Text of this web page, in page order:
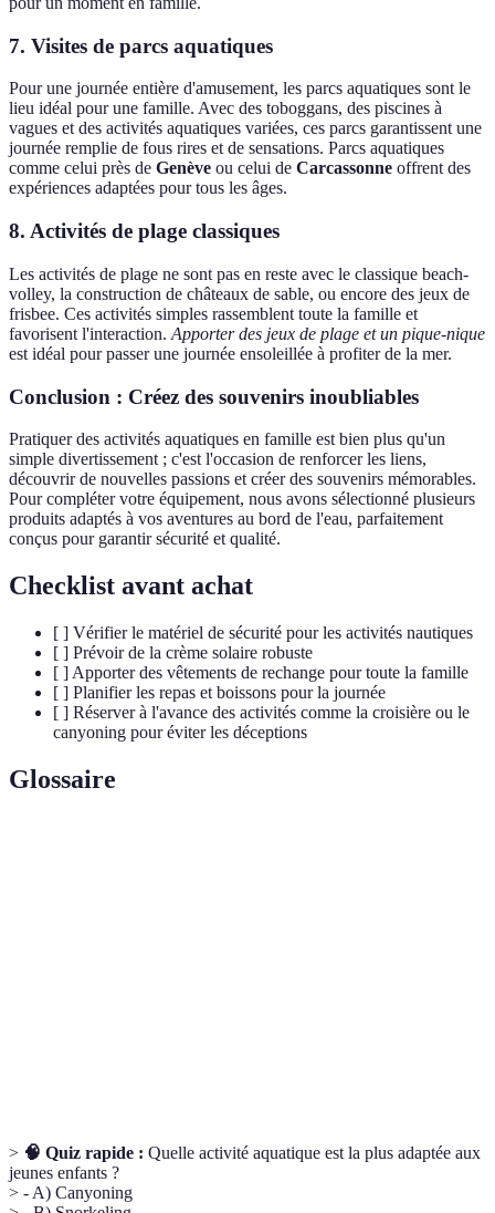
7. Visites de parcs aquatiques
Pour une journée entière d'amusement, les parcs aquatiques sont le
lieu idéal pour une famille. Avec des toboggans, des piscines à
vagues et des activités aquatiques variées, ces parcs garantissent une
journée remplie de fous rires et de sensations. Parcs aquatiques
comme celui près de Genève ou celui de Carcassonne offrent des
expériences adaptées pour tous les âges.
8. Activités de plage classiques
Les activités de plage ne sont pas en reste avec le classique beach-
volley, la construction de châteaux de sable, ou encore des jeux de
frisbee. Ces activités simples rassemblent toute la famille et
favorisent l'interaction. Apporter des jeux de plage et un pique-nique
est idéal pour passer une journée ensoleillée à profiter de la mer.
Conclusion : Créez des souvenirs inoubliables
Pratiquer des activités aquatiques en famille est bien plus qu'un
simple divertissement ; c'est l'occasion de renforcer les liens,
découvrir de nouvelles passions et créer des souvenirs mémorables.
Pour compléter votre équipement, nous avons sélectionné plusieurs
produits adaptés à vos aventures au bord de l'eau, parfaitement
conçus pour garantir sécurité et qualité.
Checklist avant achat
[ ] Vérifier le matériel de sécurité pour les activités nautiques
[ ] Prévoir de la crème solaire robuste
[ ] Apporter des vêtements de rechange pour toute la famille
[ ] Planifier les repas et boissons pour la journée
[ ] Réserver à l'avance des activités comme la croisière ou le
canyoning pour éviter les déceptions
Glossaire
> 🧠 Quiz rapide : Quelle activité aquatique est la plus adaptée aux
jeunes enfants ?
> - A) Canyoning